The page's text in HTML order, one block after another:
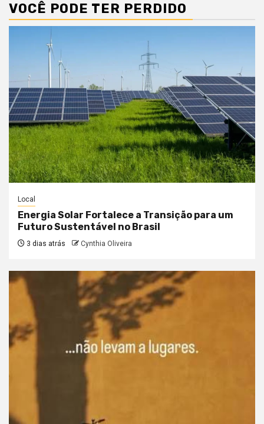
VOCÊ PODE TER PERDIDO
Local
Energia Solar Fortalece a Transição para um
Futuro Sustentável no Brasil
3 dias atrás Cynthia Oliveira